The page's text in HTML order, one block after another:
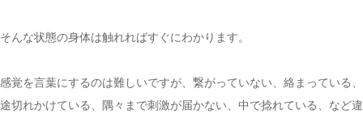
そんな状態の身体は触れればすぐにわかります。
感覚を言葉にするのは難しいですが、繋がっていない、絡まっている、
途切れかけている、隅々まで刺激が届かない、中で捻れている、など違